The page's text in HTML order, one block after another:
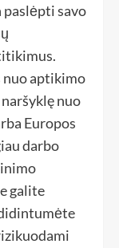
paslėpti savo
nuo aptikimo
nuo
Europos
darbo
galite